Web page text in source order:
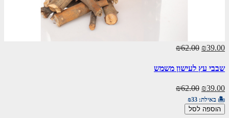
₪39.00
₪62.00
שבבי עץ לעישון משמש
₪39.00
₪62.00
🏝️ באילת: ₪33
הוספה לסל